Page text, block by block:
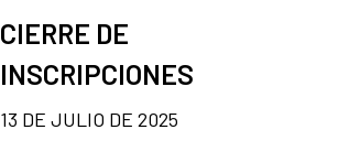
CIERRE DE
INSCRIPCIONES
13 DE JULIO DE 2025